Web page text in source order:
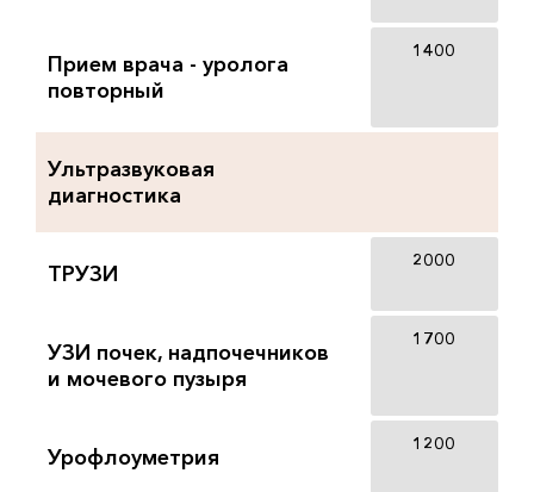
Прием врача - уролога
повторный
1400
Ультразвуковая
диагностика
ТРУЗИ
2000
УЗИ почек, надпочечников
и мочевого пузыря
1700
Урофлоуметрия
1200